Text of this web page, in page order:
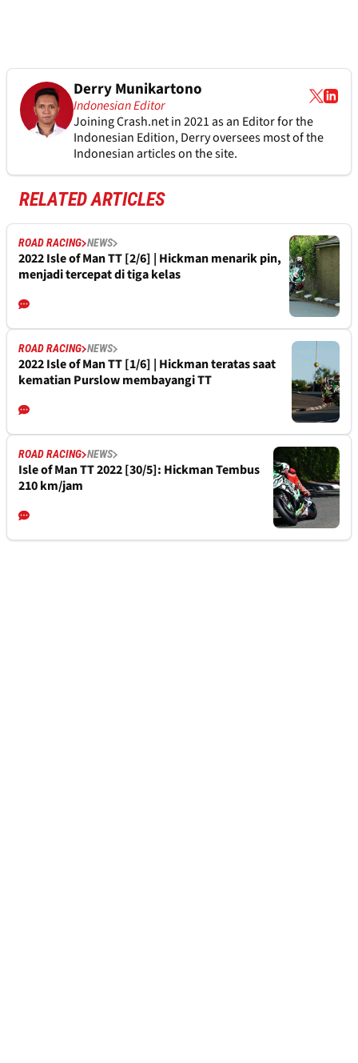
Derry Munikartono
Indonesian Editor
Joining Crash.net in 2021 as an Editor for the
Indonesian Edition, Derry oversees most of the
Indonesian articles on the site.
RELATED ARTICLES
ROAD RACING NEWS
2022 Isle of Man TT [2/6] | Hickman menarik pin,
menjadi tercepat di tiga kelas
ROAD RACING NEWS
2022 Isle of Man TT [1/6] | Hickman teratas saat
kematian Purslow membayangi TT
ROAD RACING NEWS
Isle of Man TT 2022 [30/5]: Hickman Tembus
210 km/jam